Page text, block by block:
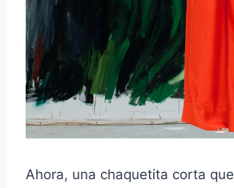
Ahora, una chaquetita corta